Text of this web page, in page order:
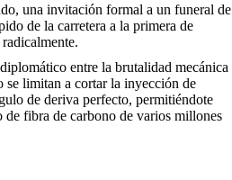
una invitación formal a un funeral de
de la carretera a la primera de
entre la brutalidad mecánica
se limitan a cortar la inyección de
de deriva perfecto, permitiéndote
de fibra de carbono de varios millones